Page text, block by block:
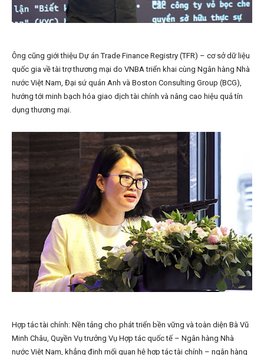
Ông cũng giới thiệu Dự án Trade Finance Registry (TFR) – cơ sở dữ liệu
quốc gia về tài trợ thương mại do VNBA triển khai cùng Ngân hàng Nhà
nước Việt Nam, Đại sứ quán Anh và Boston Consulting Group (BCG),
hướng tới minh bạch hóa giao dịch tài chính và nâng cao hiệu quả tín
dụng thương mại.
Hợp tác tài chính: Nền tảng cho phát triển bền vững và toàn diện Bà Vũ
Minh Châu, Quyền Vụ trưởng Vụ Hợp tác quốc tế – Ngân hàng Nhà
nước Việt Nam, khẳng định mối quan hệ hợp tác tài chính – ngân hàng